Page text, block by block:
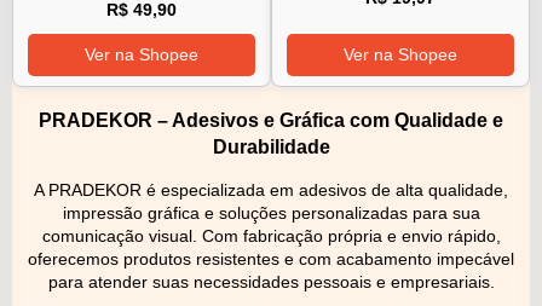
R$ 49,90
Ver na Shopee Ver na Shopee
PRADEKOR – Adesivos e Gráfica com Qualidade e
Durabilidade
A PRADEKOR é especializada em adesivos de alta qualidade,
impressão gráfica e soluções personalizadas para sua
comunicação visual. Com fabricação própria e envio rápido,
oferecemos produtos resistentes e com acabamento impecável
para atender suas necessidades pessoais e empresariais.